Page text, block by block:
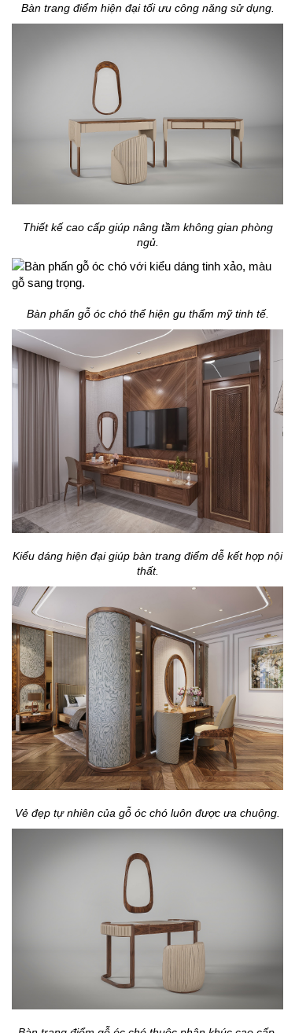
Bàn trang điểm hiện đại tối ưu công năng sử dụng.
Thiết kế cao cấp giúp nâng tầm không gian phòng
ngủ.
Bàn phấn gỗ óc chó thể hiện gu thẩm mỹ tinh tế.
Kiểu dáng hiện đại giúp bàn trang điểm dễ kết hợp nội
thất.
Vẻ đẹp tự nhiên của gỗ óc chó luôn được ưa chuộng.